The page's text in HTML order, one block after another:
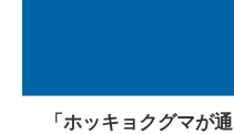
「ホッキョクグマが